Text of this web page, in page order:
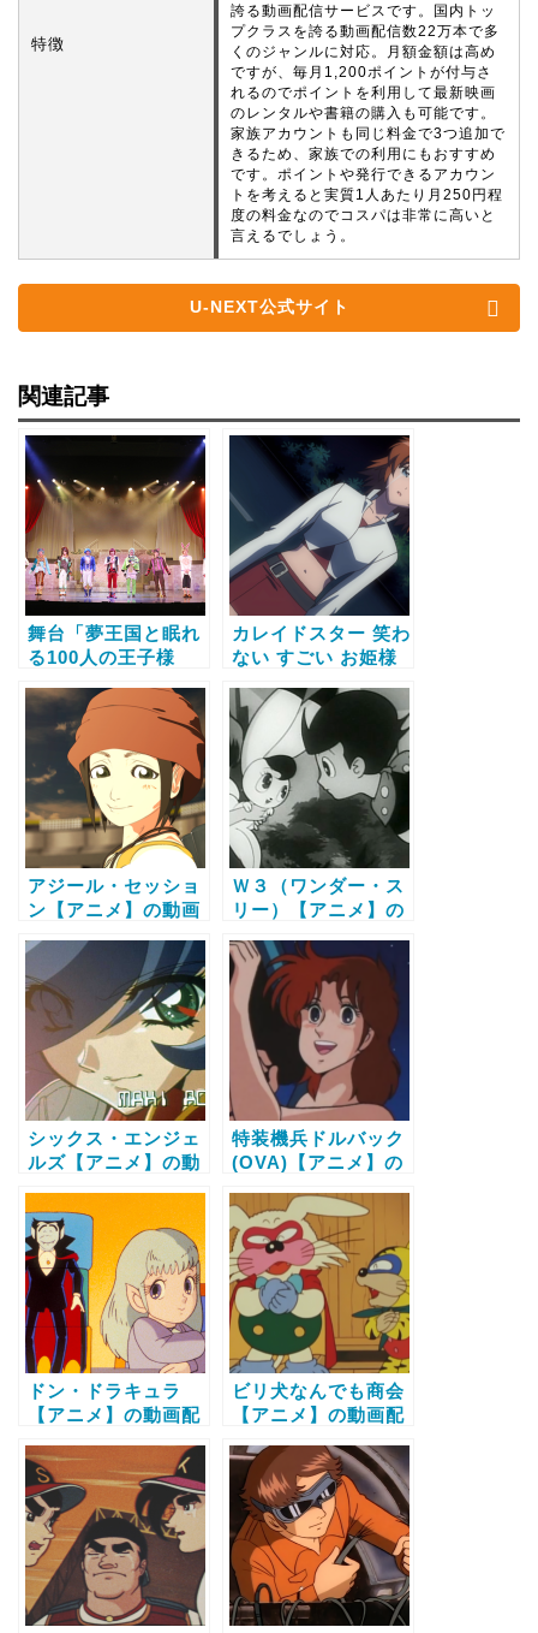
特徴
誇る動画配信サービスです。国内トッ
プクラスを誇る動画配信数22万本で多
くのジャンルに対応。月額金額は高め
ですが、毎月1,200ポイントが付与さ
れるのでポイントを利用して最新映画
のレンタルや書籍の購入も可能です。
家族アカウントも同じ料金で3つ追加で
きるため、家族での利用にもおすすめ
です。ポイントや発行できるアカウン
トを考えると実質1人あたり月250円程
度の料金なのでコスパは非常に高いと
言えるでしょう。
U-NEXT公式サイト
関連記事
舞台「夢王国と眠れ
る100人の王子様
～」【アニメ】の動
画配信サービス比較
と無料で全話視聴す
る方法
カレイドスター 笑わ
ない すごい お姫様
信サービス比較と無
料で全話視聴する方
法
アジール・セッショ
ン【アニメ】の動画
無料で全話視聴する
方法
Ｗ３（ワンダー・ス
リー）【アニメ】の
較と無料で全話視聴
する方法
シックス・エンジェ
ルズ【アニメ】の動
と無料で全話視聴す
る方法
特装機兵ドルバック
(OVA)【アニメ】の
較と無料で全話視聴
する方法
ドン・ドラキュラ
【アニメ】の動画配
料で全話視聴する方
法
ビリ犬なんでも商会
【アニメ】の動画配
料で全話視聴する方
法